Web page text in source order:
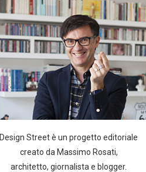
Design Street è un progetto editoriale
creato da Massimo Rosati,
architetto, giornalista e blogger.